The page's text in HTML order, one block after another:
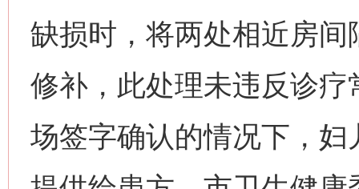
缺损时，将两处相近房
修补，此处理未违反诊
场签字确认的情况下，